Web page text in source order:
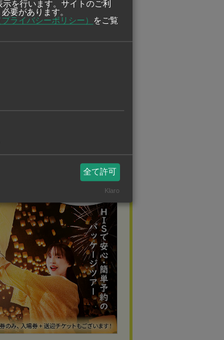
©バンコク都庁PR
分けられ、清潔さ・利便性・デザ
17カ所が選ばれた。
を行います。サイトのご利
要があります。
ライバシーポリシー） をご覧
全て許可
Klaro